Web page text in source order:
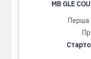
MB GLE
Перша